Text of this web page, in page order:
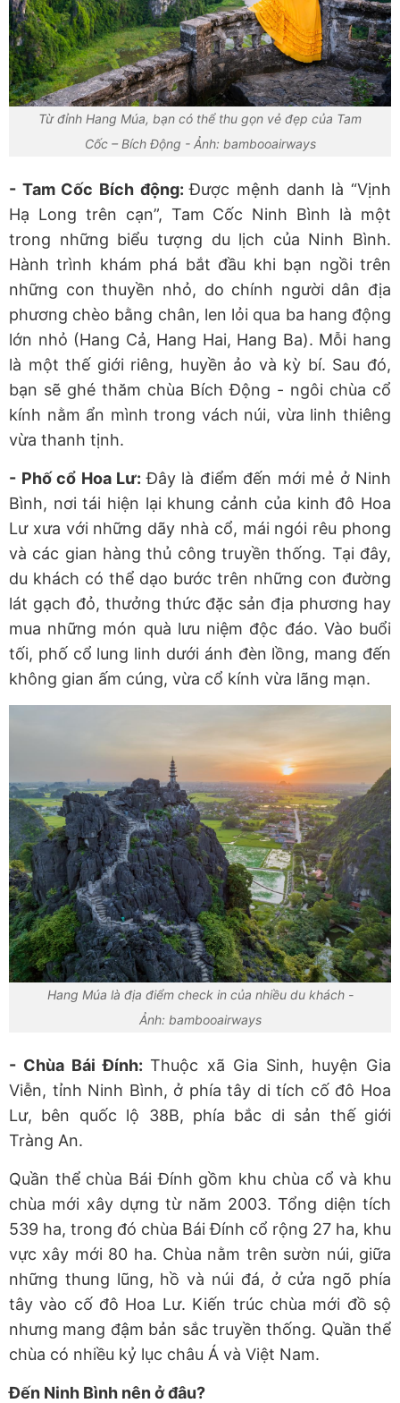
Từ đỉnh Hang Múa, bạn có thể thu gọn vẻ đẹp của Tam
Cốc – Bích Động - Ảnh: bambooairways
- Tam Cốc Bích động:Được mệnh danh là “Vịnh
Hạ Long trên cạn”, Tam Cốc Ninh Bình là một
trong những biểu tượng du lịch của Ninh Bình.
Hành trình khám phá bắt đầu khi bạn ngồi trên
những con thuyền nhỏ, do chính người dân địa
phương chèo bằng chân, len lỏi qua ba hang động
lớn nhỏ (Hang Cả, Hang Hai, Hang Ba). Mỗi hang
là một thế giới riêng, huyền ảo và kỳ bí. Sau đó,
bạn sẽ ghé thăm chùa Bích Động - ngôi chùa cổ
kính nằm ẩn mình trong vách núi, vừa linh thiêng
vừa thanh tịnh.
- Phố cổ Hoa Lư:Đây là điểm đến mới mẻ ở Ninh
Bình, nơi tái hiện lại khung cảnh của kinh đô Hoa
Lư xưa với những dãy nhà cổ, mái ngói rêu phong
và các gian hàng thủ công truyền thống. Tại đây,
du khách có thể dạo bước trên những con đường
lát gạch đỏ, thưởng thức đặc sản địa phương hay
mua những món quà lưu niệm độc đáo. Vào buổi
tối, phố cổ lung linh dưới ánh đèn lồng, mang đến
không gian ấm cúng, vừa cổ kính vừa lãng mạn.
Hang Múa là địa điểm check in của nhiều du khách -
Ảnh: bambooairways
- Chùa Bái Đính:Thuộc xã Gia Sinh, huyện Gia
Viễn, tỉnh Ninh Bình, ở phía tây di tích cố đô Hoa
Lư, bên quốc lộ 38B, phía bắc di sản thế giới
Tràng An.
Quần thể chùa Bái Đính gồm khu chùa cổ và khu
chùa mới xây dựng từ năm 2003. Tổng diện tích
539 ha, trong đó chùa Bái Đính cổ rộng 27 ha, khu
vực xây mới 80 ha. Chùa nằm trên sườn núi, giữa
những thung lũng, hồ và núi đá, ở cửa ngõ phía
tây vào cố đô Hoa Lư. Kiến trúc chùa mới đồ sộ
nhưng mang đậm bản sắc truyền thống. Quần thể
chùa có nhiều kỷ lục châu Á và Việt Nam.
Đến Ninh Bình nên ở đâu?